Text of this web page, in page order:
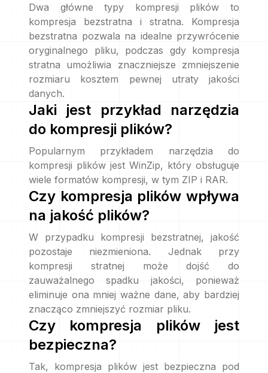
Dwa główne typy kompresji plików to
kompresja bezstratna i stratna. Kompresja
bezstratna pozwala na idealne przywrócenie
oryginalnego pliku, podczas gdy kompresja
stratna umożliwia znaczniejsze zmniejszenie
rozmiaru kosztem pewnej utraty jakości
danych.
Jaki jest przykład narzędzia
do kompresji plików?
Popularnym przykładem narzędzia do
kompresji plików jest WinZip, który obsługuje
wiele formatów kompresji, w tym ZIP i RAR.
Czy kompresja plików wpływa
na jakość plików?
W przypadku kompresji bezstratnej, jakość
pozostaje niezmieniona. Jednak przy
kompresji stratnej może dojść do
zauważalnego spadku jakości, ponieważ
eliminuje ona mniej ważne dane, aby bardziej
znacząco zmniejszyć rozmiar pliku.
Czy kompresja plików jest
bezpieczna?
Tak, kompresja plików jest bezpieczna pod